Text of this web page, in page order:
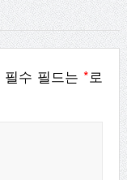
필수 필드는*로